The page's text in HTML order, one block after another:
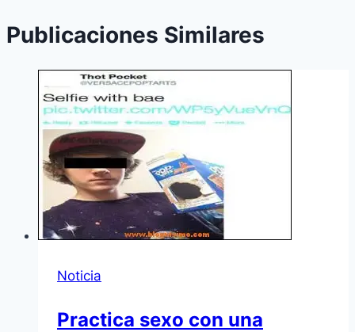
Publicaciones Similares
Noticia
Practica sexo con una